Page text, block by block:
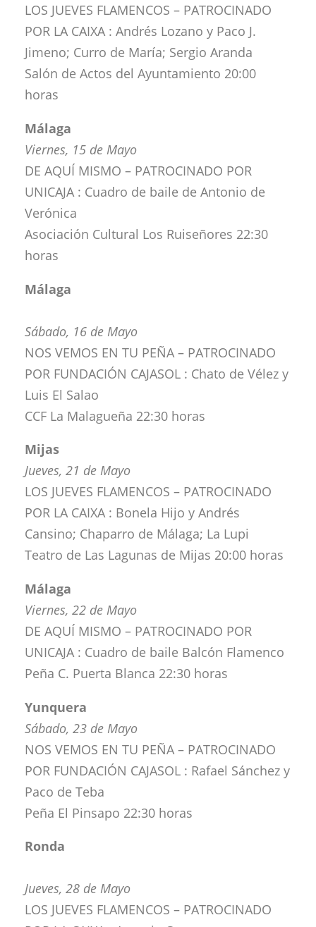
LOS JUEVES FLAMENCOS – PATROCINADO
POR LA CAIXA : Andrés Lozano y Paco J.
Jimeno; Curro de María; Sergio Aranda
Salón de Actos del Ayuntamiento 20:00
horas
Málaga
Viernes, 15 de Mayo
DE AQUÍ MISMO – PATROCINADO POR
UNICAJA : Cuadro de baile de Antonio de
Verónica
Asociación Cultural Los Ruiseñores 22:30
horas
Málaga
Sábado, 16 de Mayo
NOS VEMOS EN TU PEÑA – PATROCINADO
POR FUNDACIÓN CAJASOL : Chato de Vélez y
Luis El Salao
CCF La Malagueña 22:30 horas
Mijas
Jueves, 21 de Mayo
LOS JUEVES FLAMENCOS – PATROCINADO
POR LA CAIXA : Bonela Hijo y Andrés
Cansino; Chaparro de Málaga; La Lupi
Teatro de Las Lagunas de Mijas 20:00 horas
Málaga
Viernes, 22 de Mayo
DE AQUÍ MISMO – PATROCINADO POR
UNICAJA : Cuadro de baile Balcón Flamenco
Peña C. Puerta Blanca 22:30 horas
Yunquera
Sábado, 23 de Mayo
NOS VEMOS EN TU PEÑA – PATROCINADO
POR FUNDACIÓN CAJASOL : Rafael Sánchez y
Paco de Teba
Peña El Pinsapo 22:30 horas
Ronda
Jueves, 28 de Mayo
LOS JUEVES FLAMENCOS – PATROCINADO